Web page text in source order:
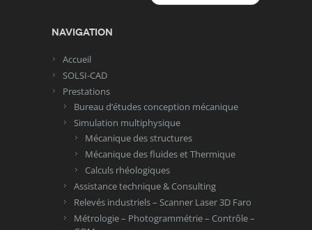
Navigation
Accueil
SOLSI-CAD
Prestations
Bureau d’études conception mécanique
Simulation multiphysique
Mécanique des structures
Mécanique des fluides et Thermique
Calculs rhéologiques
Assistance technique & Consulting
Relevés industriels – Scanner Laser 3D Faro
Métrologie – Photogrammétrie – Contrôle –